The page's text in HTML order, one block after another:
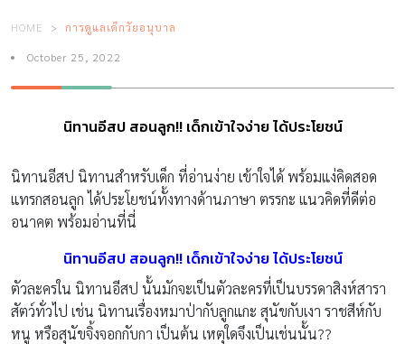
HOME การดูแลเด็กวัยอนุบาล
October 25, 2022
นิทานอีสป สอนลูก!! เด็กเข้าใจง่าย ได้ประโยชน์
นิทานอีสป นิทานสำหรับเด็ก ที่อ่านง่าย เข้าใจได้ พร้อมแง่คิดสอด
แทรกสอนลูก ได้ประโยชน์ทั้งทางด้านภาษา ตรรกะ แนวคิดที่ดีต่อ
อนาคต พร้อมอ่านที่นี่
นิทานอีสป สอนลูก!! เด็กเข้าใจง่าย ได้ประโยชน์
ตัวละครใน นิทานอีสป นั้นมักจะเป็นตัวละครที่เป็นบรรดาสิงห์สารา
สัตว์ทั่วไป เช่น นิทานเรื่องหมาป่ากับลูกแกะ สุนัขกับเงา ราชสีห์กับ
หนู หรือสุนัขจิ้งจอกกับกา เป็นต้น เหตุใดจึงเป็นเช่นนั้น??